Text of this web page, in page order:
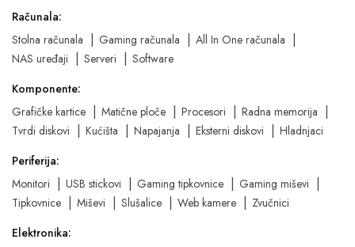
Računala:
Stolna računala
Gaming računala
All In One računala
NAS uređaji
Serveri
Software
Komponente:
Grafičke kartice
Matične ploče Procesori
Radna memorija
Tvrdi diskovi
Kućišta Napajanja Eksterni diskovi
Hladnjaci
Periferija:
Monitori
USB stickovi Gaming tipkovnice
Gaming miševi
Tipkovnice
Miševi Slušalice Web kamere
Zvučnici
Elektronika: